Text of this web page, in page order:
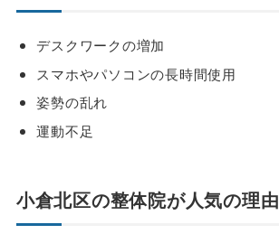
デスクワークの増加
スマホやパソコンの長時間使用
姿勢の乱れ
運動不足
小倉北区の整体院が人気の理由